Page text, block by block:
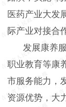
医药产业大发
际产业对接合
发展康养
职业教育等康
市服务能力，
资源优势，大